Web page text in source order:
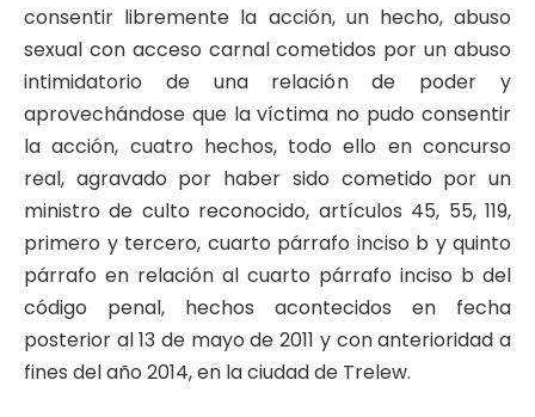
consentir libremente la acción, un hecho, abuso
sexual con acceso carnal cometidos por un abuso
intimidatorio de una relación de poder y
aprovechándose que la víctima no pudo consentir
la acción, cuatro hechos, todo ello en concurso
real, agravado por haber sido cometido por un
ministro de culto reconocido, artículos 45, 55, 119,
primero y tercero, cuarto párrafo inciso b y quinto
párrafo en relación al cuarto párrafo inciso b del
código penal, hechos acontecidos en fecha
posterior al 13 de mayo de 2011 y con anterioridad a
fines del año 2014, en la ciudad de Trelew.